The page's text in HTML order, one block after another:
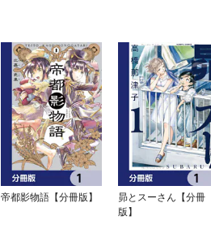
帝都影物語【分冊版】
昴とスーさん【分冊
版】